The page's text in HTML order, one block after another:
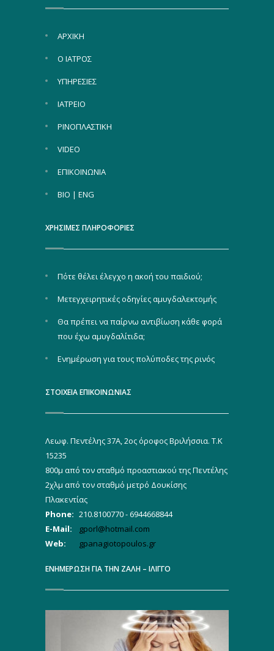
ΑΡΧΙΚΗ
Ο ΙΑΤΡΟΣ
ΥΠΗΡΕΣΙΕΣ
ΙΑΤΡΕΙΟ
ΡΙΝΟΠΛΑΣΤΙΚΗ
VIDEO
ΕΠΙΚΟΙΝΩΝΙΑ
BIO | ENG
ΧΡΗΣΙΜΕΣ ΠΛΗΡΟΦΟΡΙΕΣ
Πότε θέλει έλεγχο η ακοή του παιδιού;
Μετεγχειρητικές οδηγίες αμυγδαλεκτομής
Θα πρέπει να παίρνω αντιβίωση κάθε φορά
που έχω αμυγδαλίτιδα;
Ενημέρωση για τους πολύποδες της ρινός
ΣΤΟΙΧΕΙΑ ΕΠΙΚΟΙΝΩΝΙΑΣ
Λεωφ. Πεντέλης 37Α, 2ος όροφος Βριλήσσια. Τ.Κ
15235
800μ από τον σταθμό προαστιακού της Πεντέλης
2χλμ από τον σταθμό μετρό Δουκίσης
Πλακεντίας
Phone: 210.8100770 - 6944668844
E-Mail:
gporl@hotmail.com
Web:
gpanagiotopoulos.gr
ΕΝΗΜΕΡΩΣΗ ΓΙΑ ΤΗΝ ΖΑΛΗ – ΙΛΙΓΓΟ